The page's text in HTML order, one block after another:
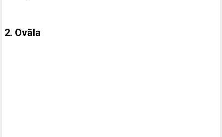
2. Ovāla